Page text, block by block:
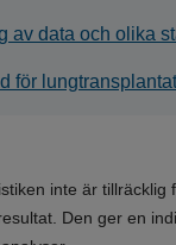
av data och olika
för
inte är tillräcklig
Den ger en